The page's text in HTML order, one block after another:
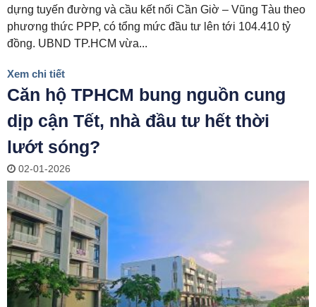
dựng tuyến đường và cầu kết nối Cần Giờ – Vũng Tàu theo
phương thức PPP, có tổng mức đầu tư lên tới 104.410 tỷ
đồng. UBND TP.HCM vừa...
Xem chi tiết
Căn hộ TPHCM bung nguồn cung
dịp cận Tết, nhà đầu tư hết thời
lướt sóng?
02-01-2026